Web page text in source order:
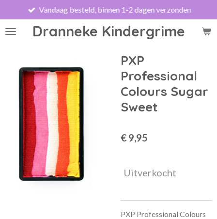
direct
naar
Dranneke Kindergrime
Vandaag besteld, binnen 1-2 dagen verzonden
PXP
Professional
Colours Sugar
Sweet
€ 9,95
Uitverkocht
PXP Professional Colours